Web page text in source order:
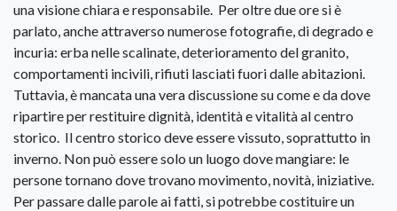
una visione chiara e responsabile. Per oltre due ore si è
parlato, anche attraverso numerose fotografie, di degrado e
incuria: erba nelle scalinate, deterioramento del granito,
comportamenti incivili, rifiuti lasciati fuori dalle abitazioni.
Tuttavia, è mancata una vera discussione su come e da dove
ripartire per restituire dignità, identità e vitalità al centro
storico. Il centro storico deve essere vissuto, soprattutto in
inverno. Non può essere solo un luogo dove mangiare: le
persone tornano dove trovano movimento, novità, iniziative.
Per passare dalle parole ai fatti, si potrebbe costituire un